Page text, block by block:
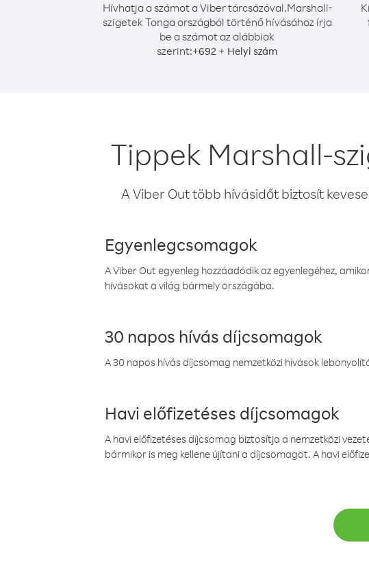
Hívhatja a számot a Viber tárcsázóval.Marshall-
szigetek Tonga országból történő hívásához írja
be a számot az alábbiak
szerint:+692 + Helyi szám
Tippek Marshall-
A Viber Out több hívásidőt biztosít
Egyenlegcsomagok
A Viber Out egyenleg hozzáadódik az egyenlegéhez,
hívásokat a világ bármely országába.
30 napos hívás díjcsomagok
A 30 napos hívás díjcsomag nemzetközi hívások
Havi előfizetéses díjcsomagok
A havi előfizetéses díjcsomag biztosítja a nemzetközi
bármikor is meg kellene újítani a díjcsomagot. A havi